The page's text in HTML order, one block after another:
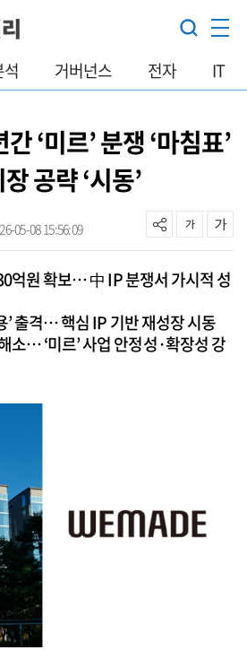
거버넌스 전자 IT
‘미르’ 분쟁 ‘마침표’
공략 ‘시동’
05-08 15:56:09
억원 확보… 中 IP 분쟁서 가시적 성
’ 출격… 핵심 IP 기반 재성장 시동
소… ‘미르’ 사업 안정성·확장성 강